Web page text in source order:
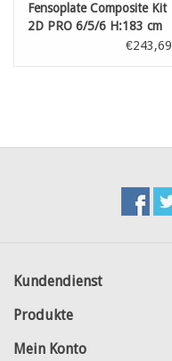
Fensoplate Composite Kit
2D PRO 6/5/6 H:183 cm
€243,69
Kundendienst
Produkte
Mein Konto